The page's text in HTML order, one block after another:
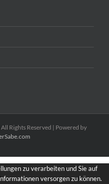
Rights Reserved | Powered by
zu verarbeiten und Sie auf
versorgen zu können.